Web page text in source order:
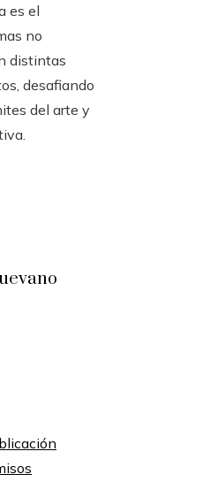
es el
no
distintas
desafiando
del arte y